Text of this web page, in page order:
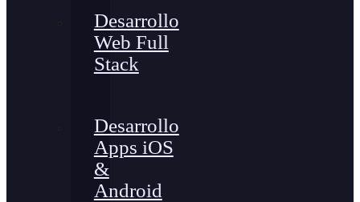
Desarrollo
Web Full
Stack
Desarrollo
Apps iOS
&
Android